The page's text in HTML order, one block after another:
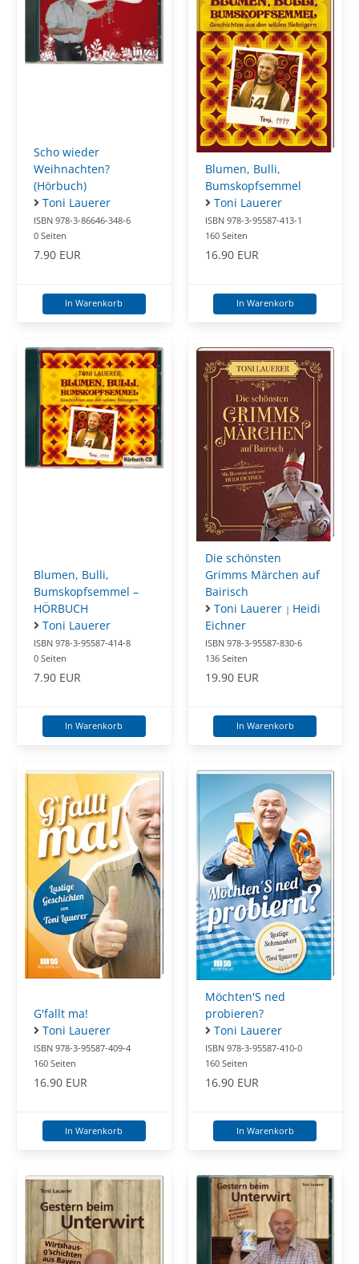
Scho wieder
Weihnachten?
(Hörbuch)
Toni Lauerer
ISBN 978-3-86646-348-6
0 Seiten
7.90 EUR
In Warenkorb
Blumen, Bulli,
Bumskopfsemmel
Toni Lauerer
ISBN 978-3-95587-413-1
160 Seiten
16.90 EUR
In Warenkorb
Blumen, Bulli,
Bumskopfsemmel –
HÖRBUCH
Toni Lauerer
ISBN 978-3-95587-414-8
0 Seiten
7.90 EUR
In Warenkorb
Die schönsten
Grimms Märchen auf
Bairisch
Toni Lauerer | Heidi
Eichner
ISBN 978-3-95587-830-6
136 Seiten
19.90 EUR
In Warenkorb
G'fallt ma!
Toni Lauerer
ISBN 978-3-95587-409-4
160 Seiten
16.90 EUR
In Warenkorb
Möchten'S ned
probieren?
Toni Lauerer
ISBN 978-3-95587-410-0
160 Seiten
16.90 EUR
In Warenkorb